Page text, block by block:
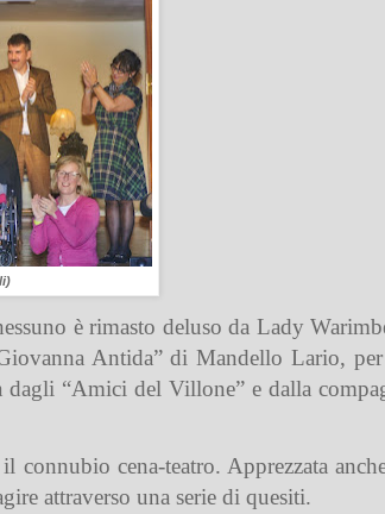
è rimasto deluso da Lady
Antida” di Mandello Lario, per
“Amici del Villone” e dalla
cena-teatro. Apprezzata
attraverso una serie di quesiti.